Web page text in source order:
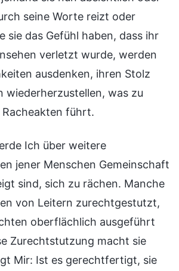
Ich über weitere
jener Menschen Gemeinschaft
sind, sich zu rächen. Manche
von Leitern zurechtgestutzt,
oberflächlich ausgeführt
Zurechtstutzung macht sie
Mir: Ist es gerechtfertigt, sie